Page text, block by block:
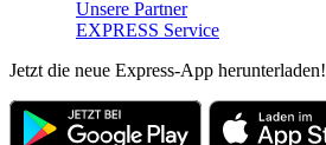
Unsere Partner
EXPRESS Service
Jetzt die neue Express-App herunterladen!